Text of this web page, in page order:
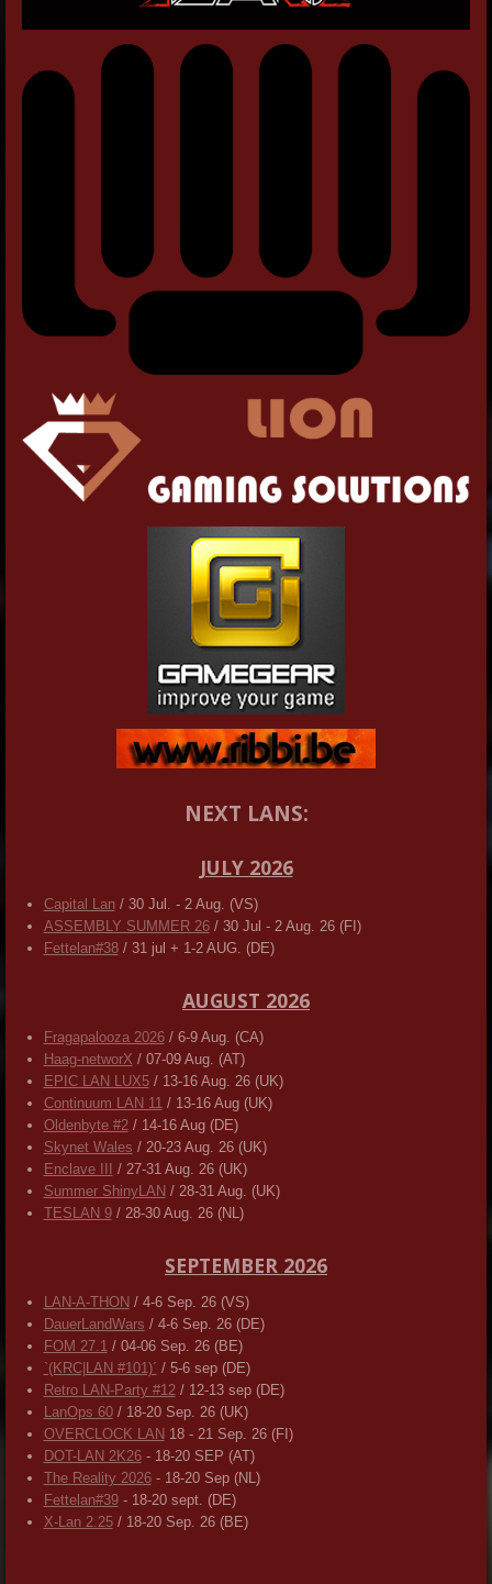
NEXT LANS:
JULY 2026
Capital Lan/ 30 Jul. - 2 Aug. (VS)
ASSEMBLY SUMMER 26/ 30 Jul - 2 Aug. 26 (FI)
Fettelan#38/ 31 jul + 1-2 AUG. (DE)
AUGUST 2026
Fragapalooza 2026/ 6-9 Aug. (CA)
Haag-networX / 07-09 Aug. (AT)
EPIC LAN LUX5/ 13-16 Aug. 26 (UK)
Continuum LAN 11 / 13-16 Aug (UK)
Oldenbyte #2/ 14-16 Aug (DE)
Skynet Wales / 20-23 Aug. 26 (UK)
Enclave III
/ 27-31 Aug. 26 (UK)
Summer ShinyLAN / 28-31 Aug. (UK)
TESLAN 9/ 28-30 Aug. 26 (NL)
SEPTEMBER 2026
LAN-A-THON / 4-6 Sep. 26 (VS)
DauerLandWars / 4-6 Sep. 26 (DE)
FOM 27.1 / 04-06 Sep. 26 (BE)
`(KRC|LAN #101)´ / 5-6 sep (DE)
Retro LAN-Party #12/ 12-13 sep (DE)
LanOps 60/ 18-20 Sep. 26 (UK)
OVERCLOCK LAN 18 - 21 Sep. 26 (FI)
DOT-LAN 2K26- 18-20 SEP (AT)
The Reality 2026- 18-20 Sep (NL)
Fettelan#39- 18-20 sept. (DE)
X-Lan 2.25/ 18-20 Sep. 26 (BE)